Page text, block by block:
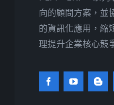
向的顧問方案，並
的資訊化應用，縮
理提升企業核心競